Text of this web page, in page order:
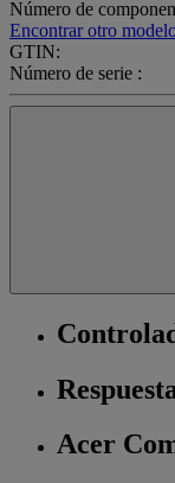
Número de
Encontrar otro
GTIN:
Número de serie :
Acer